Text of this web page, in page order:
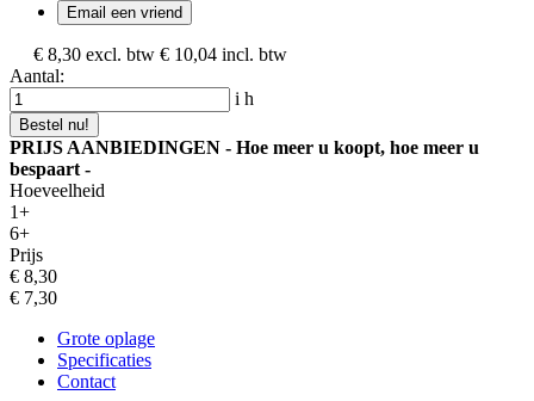
Email een vriend
€ 8,30 excl. btw € 10,04 incl. btw
Aantal:
i h
Bestel nu!
PRIJS AANBIEDINGEN - Hoe meer u koopt, hoe meer u
bespaart -
Hoeveelheid
1+
6+
Prijs
€ 8,30
€ 7,30
Grote oplage
Specificaties
Contact